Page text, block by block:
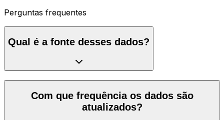
Perguntas frequentes
Qual é a fonte desses dados?
Com que frequência os dados são
atualizados?